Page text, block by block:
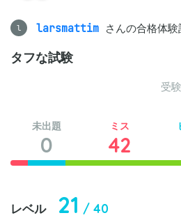
l larsmattim さんの合格体験
タフな試験
受
未出題
0
ミス
42
レベル 21 / 40